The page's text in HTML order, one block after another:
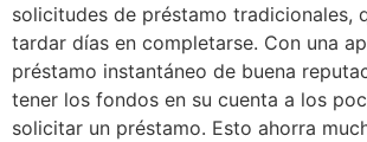
solicitudes de préstamo tradicionales,
tardar días en completarse. Con una
préstamo instantáneo de buena
tener los fondos en su cuenta a los
solicitar un préstamo. Esto ahorra